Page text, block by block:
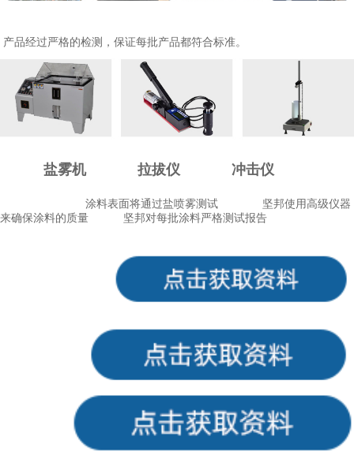
产品经过严格的检测，保证每批产品都符合标准。
盐雾机 拉拔仪 冲击仪
涂料表面将通过盐喷雾测试
坚邦使用高级仪器
来确保涂料的质量
坚邦对每批涂料严格测试报告